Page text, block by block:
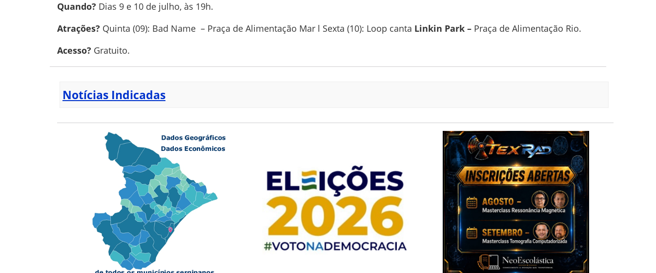
Quando? Dias 9 e 10 de julho, às 19h.
Atrações? Quinta (09): Bad Name – Praça de Alimentação Mar l Sexta (10): Loop canta Linkin Park – Praça de Alimentação Rio.
Acesso? Gratuito.
Notícias Indicadas